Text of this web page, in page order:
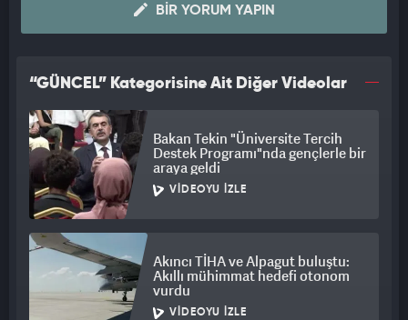
BIR YORUM YAPIN
“GÜNCEL” Kategorisine Ait Diğer Videolar
Bakan Tekin "Üniversite Tercih
Destek Programı"nda gençlerle bir
araya geldi
VIDEOYU İZLE
Akıncı TİHA ve Alpagut buluştu:
Akıllı mühimmat hedefi otonom
vurdu
VIDEOYU İZLE